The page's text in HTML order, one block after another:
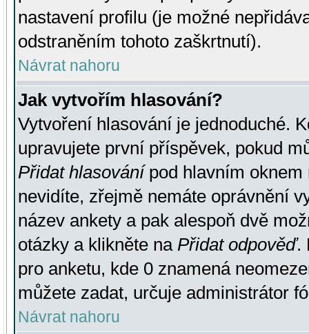
nastavení profilu (je možné
odstraněním tohoto zaškrtnutí).
Návrat nahoru
Jak vytvořím hlasování?
Vytvoření hlasování je jednoduché.
upravujete první příspěvek, pokud
Přidat hlasovánípod hlavním oknem
nevidíte, zřejmě nemáte oprávnění
název ankety a pak alespoň dvě
otázky a klikněte na Přidat odpověď.
pro anketu, kde 0 znamená
můžete zadat, určuje administrátor
Návrat nahoru